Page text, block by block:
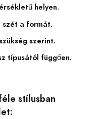
helyen.
szét a formát.
szerint.
típusától függően.
stílusban